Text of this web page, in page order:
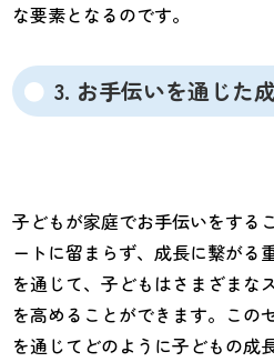
な要素となるのです。
3. お手伝いを通じた
子どもが家庭でお手伝いをする
ートに留まらず、成長に繋がる
を通じて、子どもはさまざまな
を高めることができます。この
を通じてどのように子どもの成